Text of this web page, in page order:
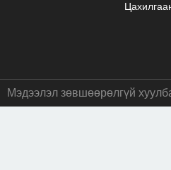
Мэдээлэл зөвшөөрөлгүй